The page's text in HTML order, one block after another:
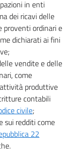
in enti
dei ricavi delle
proventi ordinari e
dichiarati ai fini
vendite e delle
come
produttive
contabili
civile;
sui redditi come
22